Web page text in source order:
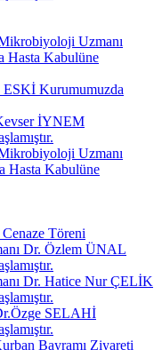
Uzmanı
Hasta Kabulüne
ESKİ Kurumumuzda
İYNEM
Uzmanı
Hasta Kabulüne
Töreni
Dr. Özlem ÜNAL
Dr. Hatice Nur ÇELİK
SELAHİ
Bayramı Ziyareti